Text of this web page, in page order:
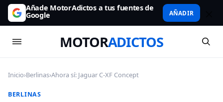
Añade MotorAdictos a tus fuentes de
Google AÑADIR
MOTORADICTOS
Inicio›Berlinas›Ahora sí: Jaguar C-XF Concept
BERLINAS